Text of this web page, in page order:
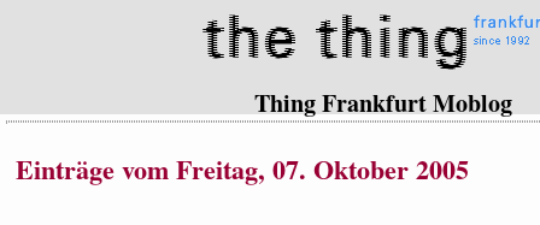
Thing Frankfurt Moblog
Einträge vom Freitag, 07. Oktober 2005